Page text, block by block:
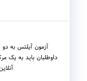
آزمون آیلتس به
داوطلبان باید به یک